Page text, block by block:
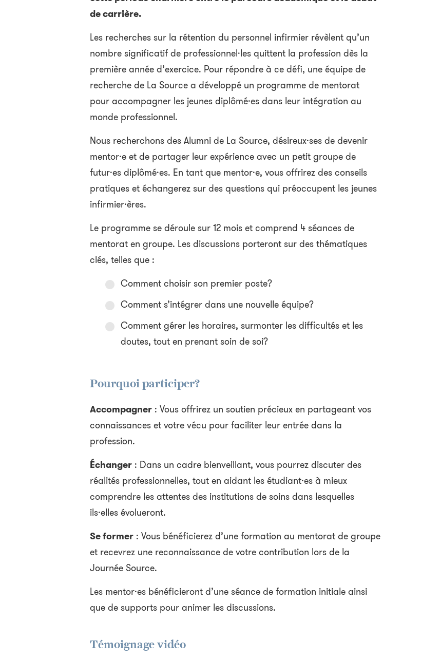
de carrière.
Les recherches sur la rétention du personnel infirmier révèlent qu’un
nombre significatif de professionnel·les quittent la profession dès la
première année d’exercice. Pour répondre à ce défi, une équipe de
recherche de La Source a développé un programme de mentorat
pour accompagner les jeunes diplômé·es dans leur intégration au
monde professionnel.
Nous recherchons des Alumni de La Source, désireux·ses de devenir
mentor·e et de partager leur expérience avec un petit groupe de
futur·es diplômé·es. En tant que mentor·e, vous offrirez des conseils
pratiques et échangerez sur des questions qui préoccupent les jeunes
infirmier·ères.
Le programme se déroule sur 12 mois et comprend 4 séances de
mentorat en groupe. Les discussions porteront sur des thématiques
clés, telles que :
Comment choisir son premier poste?
Comment s’intégrer dans une nouvelle équipe?
Comment gérer les horaires, surmonter les difficultés et les
doutes, tout en prenant soin de soi?
Pourquoi participer?
Accompagner: Vous offrirez un soutien précieux en partageant vos
connaissances et votre vécu pour faciliter leur entrée dans la
profession.
Échanger: Dans un cadre bienveillant, vous pourrez discuter des
réalités professionnelles, tout en aidant les étudiant·es à mieux
comprendre les attentes des institutions de soins dans lesquelles
ils·elles évolueront.
Se former: Vous bénéficierez d’une formation au mentorat de groupe
et recevrez une reconnaissance de votre contribution lors de la
Journée Source.
Les mentor·es bénéficieront d’une séance de formation initiale ainsi
que de supports pour animer les discussions.
Témoignage vidéo